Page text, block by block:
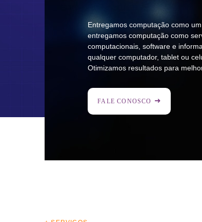
Entregamos computação como
entregamos computação como
computacionais, software e
qualquer computador, tablet ou
Otimizamos resultados para
FALE CONOSCO